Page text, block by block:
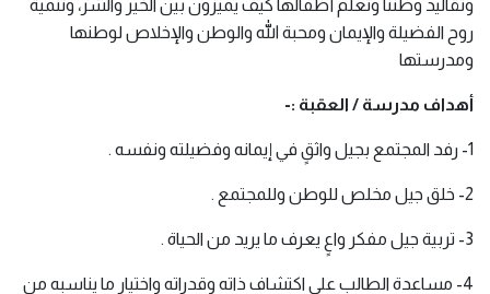
وتقاليد وطننا وتعلم أطفالها كيف يميزون بين الخير والشر، وتنمية
روح الفضيلة والإيمان ومحبة الله والوطن والإخلاص لوطنها
ومدرستها
أهداف مدرسة / العقبة :-
1- رفد المجتمع بجيل واثقٍ في إيمانه وفضيلته ونفسه .
2- خلق جيل مخلص للوطن وللمجتمع .
3- تربية جيل مفكر واعٍ يعرف ما يريد من الحياة .
4- مساعدة الطالب على اكتشاف ذاته وقدراته واختيار ما يناسبه من